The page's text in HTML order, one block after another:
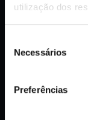
utilização dos
Necessários
Preferências
TELEFONE
EMAIL